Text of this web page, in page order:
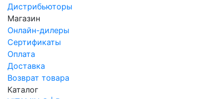
Каталог
Магазин
Онлайн-дилеры
Сертификаты
Оплата
Доставка
Возврат товара
Дистрибьюторы